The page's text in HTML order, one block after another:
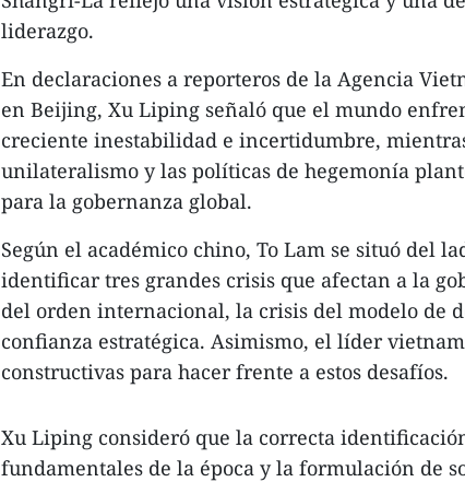
liderazgo.
En declaraciones a reporteros de la Agencia
en Beijing, Xu Liping señaló que el mundo
creciente inestabilidad e incertidumbre,
unilateralismo y las políticas de hegemonía
para la gobernanza global.
Según el académico chino, To Lam se situó del
identificar tres grandes crisis que afectan a la
del orden internacional, la crisis del modelo de
confianza estratégica. Asimismo, el líder
constructivas para hacer frente a estos desafíos.
Xu Liping consideró que la correcta
fundamentales de la época y la formulación de